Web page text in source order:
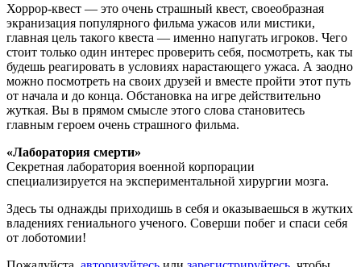
Хоррор-квест — это очень страшный квест, своеобразная
экранизация популярного фильма ужасов или мистики,
главная цель такого квеста — именно напугать игроков. Чего
стоит только один интерес проверить себя, посмотреть, как ты
будешь реагировать в условиях нарастающего ужаса. А заодно
можно посмотреть на своих друзей и вместе пройти этот путь
от начала и до конца. Обстановка на игре действительно
жуткая. Вы в прямом смысле этого слова становитесь
главным героем очень страшного фильма.
«Лаборатория смерти»
Секретная лаборатория военной корпорации
специализируется на экспериментальной хирургии мозга.
Здесь ты однажды приходишь в себя и оказываешься в жутких
владениях гениального ученого. Соверши побег и спаси себя
от лоботомии!